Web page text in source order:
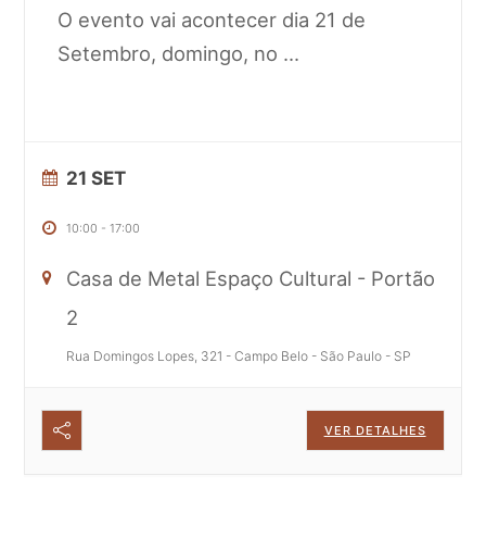
O evento vai acontecer dia 21 de
Setembro, domingo, no ...
21 SET
10:00 -17:00
Casa de Metal Espaço Cultural - Portão
2
Rua Domingos Lopes, 321 - Campo Belo - São Paulo - SP
VER DETALHES